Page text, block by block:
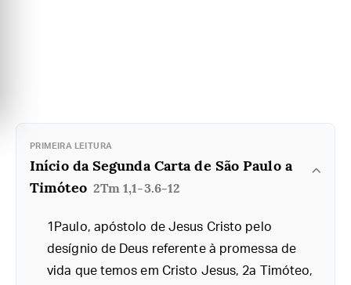
PRIMEIRA LEITURA
Início da Segunda Carta de São Paulo a
Timóteo 2Tm 1,1-3.6-12
1Paulo, apóstolo de Jesus Cristo pelo
desígnio de Deus referente à promessa de
vida que temos em Cristo Jesus, 2a Timóteo,